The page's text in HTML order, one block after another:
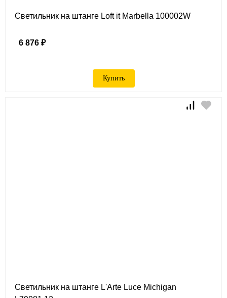
Светильник на штанге Loft it Marbella 100002W
6 876 ₽
Купить
Светильник на штанге L'Arte Luce Michigan